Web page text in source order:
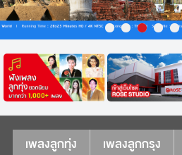
เพลงลูกทุ่ง เพลงลูกกรุง